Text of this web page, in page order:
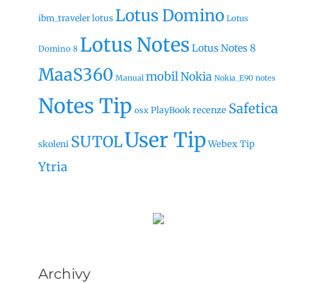
ibm_traveler lotus Lotus Domino Lotus
Domino 8 Lotus Notes Lotus Notes 8
MaaS360 Manual mobil Nokia Nokia_E90 notes
Notes Tip osx PlayBook recenze Safetica
skoleni SUTOLUser TipWebex Tip
Ytria
Archivy